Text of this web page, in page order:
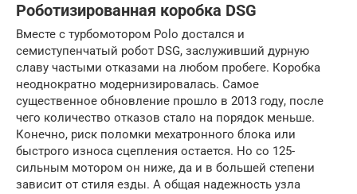
Роботизированная коробка DSG
Вместе с турбомотором Polo достался и
семиступенчатый робот DSG, заслуживший дурную
славу частыми отказами на любом пробеге. Коробка
неоднократно модернизировалась. Самое
существенное обновление прошло в 2013 году, после
чего количество отказов стало на порядок меньше.
Конечно, риск поломки мехатронного блока или
быстрого износа сцепления остается. Но со 125-
сильным мотором он ниже, да и в большей степени
зависит от стиля езды. А общая надежность узла